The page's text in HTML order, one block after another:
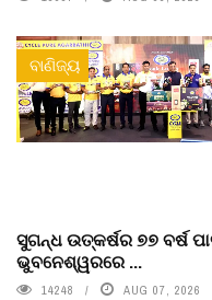
ବାଣିଜ୍ୟ
ସୁଗନ୍ଧ ଉତ୍କର୍ଷର ୭୭ ବର୍ଷ
ଭୁବନେଶ୍ୱରରେ ...
14248 AUG 07, 2026